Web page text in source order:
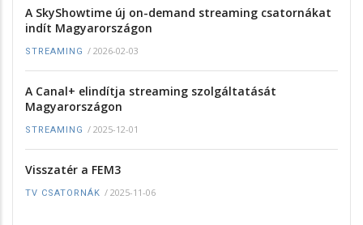
A SkyShowtime új on-demand streaming csatornákat
indít Magyarországon
STREAMING / 2026-02-03
A Canal+ elindítja streaming szolgáltatását
Magyarországon
STREAMING / 2025-12-01
Visszatér a FEM3
TV CSATORNÁK / 2025-11-06